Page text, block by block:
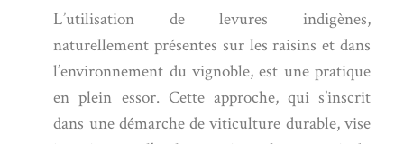
L’utilisation de levures indigènes,
naturellement présentes sur les raisins et dans
l’environnement du vignoble, est une pratique
en plein essor. Cette approche, qui s’inscrit
dans une démarche de viticulture durable, vise